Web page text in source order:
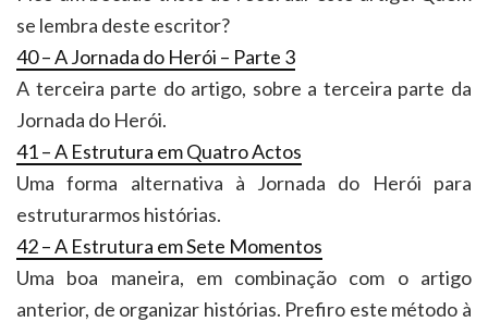
se lembra deste escritor?
40 – A Jornada do Herói – Parte 3
A terceira parte do artigo, sobre a terceira parte da
Jornada do Herói.
41 – A Estrutura em Quatro Actos
Uma forma alternativa à Jornada do Herói para
estruturarmos histórias.
42 – A Estrutura em Sete Momentos
Uma boa maneira, em combinação com o artigo
anterior, de organizar histórias. Prefiro este método à